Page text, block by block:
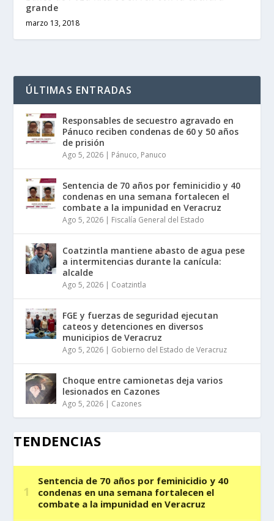
grande
marzo 13, 2018
ÚLTIMAS ENTRADAS
Responsables de secuestro agravado en
Pánuco reciben condenas de 60 y 50 años
de prisión
Ago 5, 2026 | Pánuco, Panuco
Sentencia de 70 años por feminicidio y 40
condenas en una semana fortalecen el
combate a la impunidad en Veracruz
Ago 5, 2026 | Fiscalía General del Estado
Coatzintla mantiene abasto de agua pese
a intermitencias durante la canícula:
alcalde
Ago 5, 2026 | Coatzintla
FGE y fuerzas de seguridad ejecutan
cateos y detenciones en diversos
municipios de Veracruz
Ago 5, 2026 | Gobierno del Estado de Veracruz
Choque entre camionetas deja varios
lesionados en Cazones
Ago 5, 2026 | Cazones
TENDENCIAS